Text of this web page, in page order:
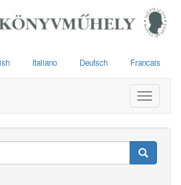
Italiano Deutsch Francais
Toggle